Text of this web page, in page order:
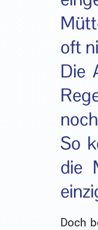
oft
Die
So
die
Doch